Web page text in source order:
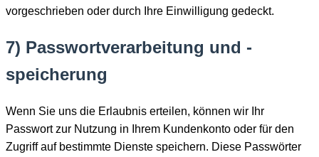
vorgeschrieben oder durch Ihre Einwilligung gedeckt.
7) Passwortverarbeitung und -
speicherung
Wenn Sie uns die Erlaubnis erteilen, können wir Ihr
Passwort zur Nutzung in Ihrem Kundenkonto oder für den
Zugriff auf bestimmte Dienste speichern. Diese Passwörter